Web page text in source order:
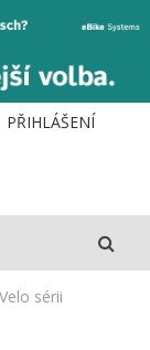
PŘIHLÁŠENÍ
sérii